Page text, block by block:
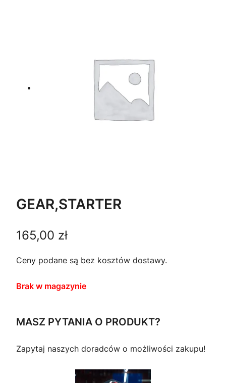
GEAR,STARTER
165,00 zł
Ceny podane są bez kosztów dostawy.
Brak w magazynie
MASZ PYTANIA O PRODUKT?
Zapytaj naszych doradców o możliwości zakupu!